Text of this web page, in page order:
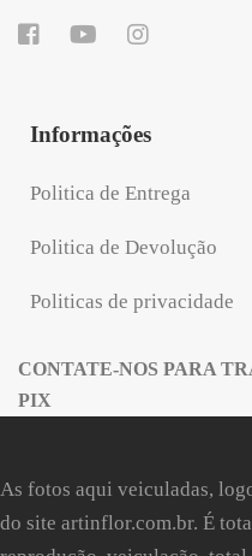
Informações
Politica de Entrega
Politica de Devolução
Politicas de privacidade
CONTATE-NOS PARA
PIX
As fotos aqui veiculadas,
do site artinflor.com.br. É